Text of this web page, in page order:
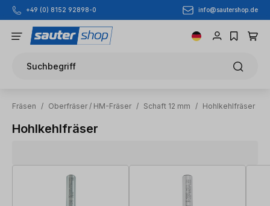
Zum Hauptinhalt springen
+49 (0) 8152 92898-0 info@sautershop.de
Suchbegriff
Fräsen / Oberfräser / HM-Fräser / Schaft 12 mm / Hohlkehlfräser
Hohlkehlfräser